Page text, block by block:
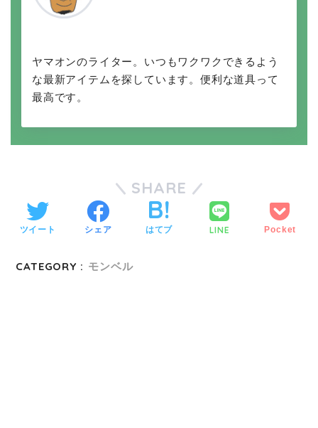
ヤマオンのライター。いつもワクワクできるよう
な最新アイテムを探しています。便利な道具って
最高です。
SHARE
ツイート シェア はてブ LINE Pocket
CATEGORY : モンベル